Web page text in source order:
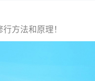
方法和原理！